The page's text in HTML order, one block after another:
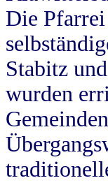
Die
Stabitz
wurden